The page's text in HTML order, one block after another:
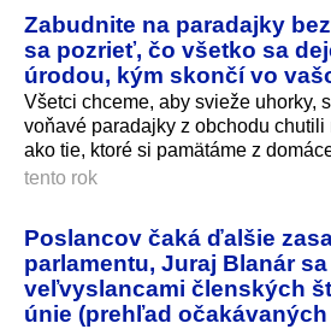
Zabudnite na paradajky
sa pozrieť, čo všetko sa
úrodou, kým skončí vo
Všetci chceme, aby svieže uhorky,
voňavé paradajky z obchodu
ako tie, ktoré si pamätáme z
tento rok
Poslancov čaká ďalšie
parlamentu, Juraj Blanár
veľvyslancami členských
únie (prehľad